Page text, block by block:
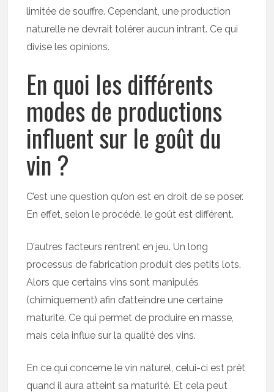
limitée de souffre. Cependant, une production
naturelle ne devrait tolérer aucun intrant. Ce qui
divise les opinions.
En quoi les différents
modes de productions
influent sur le goût du
vin ?
C’est une question qu’on est en droit de se poser.
En effet, selon le procédé, le goût est différent.
D’autres facteurs rentrent en jeu. Un long
processus de fabrication produit des petits lots.
Alors que certains vins sont manipulés
(chimiquement) afin d’atteindre une certaine
maturité. Ce qui permet de produire en masse,
mais cela influe sur la qualité des vins.
En ce qui concerne le vin naturel, celui-ci est prêt
quand il aura atteint sa maturité. Et cela peut